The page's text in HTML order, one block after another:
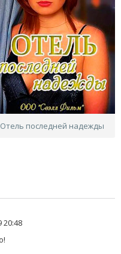
Отель последней надежды
20:48